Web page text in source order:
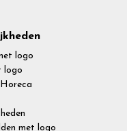
logo
logo
met logo